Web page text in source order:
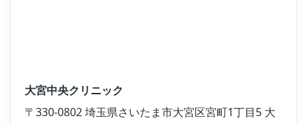
大宮中央クリニック
〒330-0802 埼玉県さいたま市大宮区宮町1丁目5 大